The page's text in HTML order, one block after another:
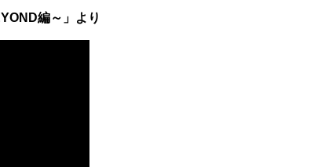
編～」より